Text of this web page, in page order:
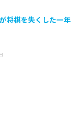
将棋を失くした一年